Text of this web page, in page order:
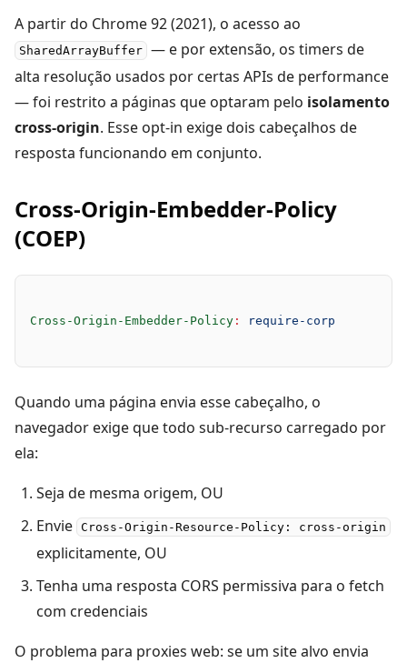
A partir do Chrome 92 (2021), o acesso ao
SharedArrayBuffer — e por extensão, os timers de
alta resolução usados por certas APIs de performance
— foi restrito a páginas que optaram pelo isolamento
cross-origin. Esse opt-in exige dois cabeçalhos de
resposta funcionando em conjunto.
Cross-Origin-Embedder-Policy
(COEP)
Cross-Origin-Embedder-Policy : require-corp
Quando uma página envia esse cabeçalho, o
navegador exige que todo sub-recurso carregado por
ela:
Seja de mesma origem, OU
Envie Cross-Origin-Resource-Policy: cross-origin
explicitamente, OU
Tenha uma resposta CORS permissiva para o fetch
com credenciais
O problema para proxies web: se um site alvo envia